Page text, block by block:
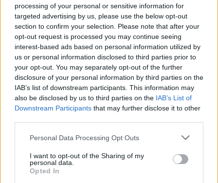
processing of your personal or sensitive information for
targeted advertising by us, please use the below opt-out
section to confirm your selection. Please note that after your
opt-out request is processed you may continue seeing
interest-based ads based on personal information utilized by
us or personal information disclosed to third parties prior to
your opt-out. You may separately opt-out of the further
disclosure of your personal information by third parties on the
IAB’s list of downstream participants. This information may
also be disclosed by us to third parties on the IAB’s List of
Downstream Participants that may further disclose it to other
Personal Data Processing Opt Outs
I want to opt-out of the Sharing of my
personal data.
Opted In
ComÃ©rcio 3517 MB, 16 páginas
La HazaÃ±a del Buenos AIres 1.4 MB, 22 páginas
Los archivos en esta página ha sido compartidos por los usuarios del sitio.
Caja PDF
es una plataforma de gestión de documentos en línea domiciliada
en Francia y cumpliendo estrictamente con las leyes nacionales y europeas.
Al tener una función legal de intermediario técnico neutral, los contenidos
compartidos por los usuarios del sitio no se moderan a priori.
Caja PDF